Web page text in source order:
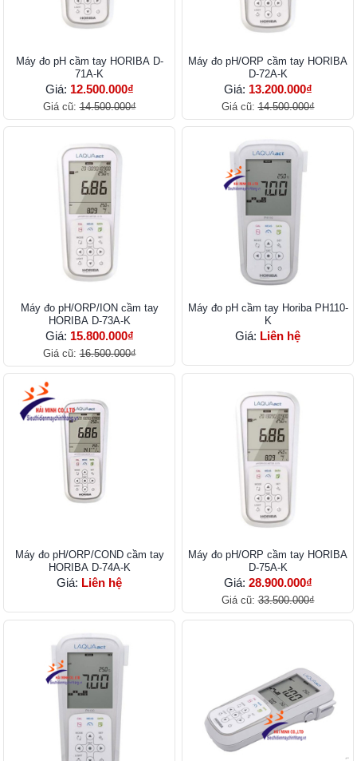
Máy đo pH cầm tay HORIBA D-
71A-K
Giá: 12.500.000₫
Giá cũ:14.500.000₫
Máy đo pH/ORP cầm tay HORIBA
D-72A-K
Giá: 13.200.000₫
Giá cũ:14.500.000₫
Máy đo pH/ORP/ION cầm tay
HORIBA D-73A-K
Giá: 15.800.000₫
Giá cũ:16.500.000₫
Máy đo pH cầm tay Horiba PH110-
K
Giá: Liên hệ
Máy đo pH/ORP/COND cầm tay
HORIBA D-74A-K
Giá: Liên hệ
Máy đo pH/ORP cầm tay HORIBA
D-75A-K
Giá: 28.900.000₫
Giá cũ:33.500.000₫